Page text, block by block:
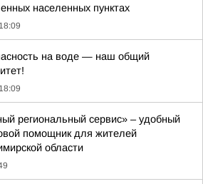
населенных пунктах
18:09
на воде — наш общий
18:09
региональный сервис» – удобный
помощник для жителей
области